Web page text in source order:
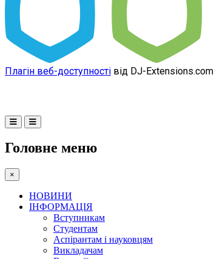
Плагін веб-доступності від DJ-Extensions.com
Головне меню
×
НОВИНИ
ІНФОРМАЦІЯ
Вступникам
Студентам
Аспірантам і науковцям
Викладачам